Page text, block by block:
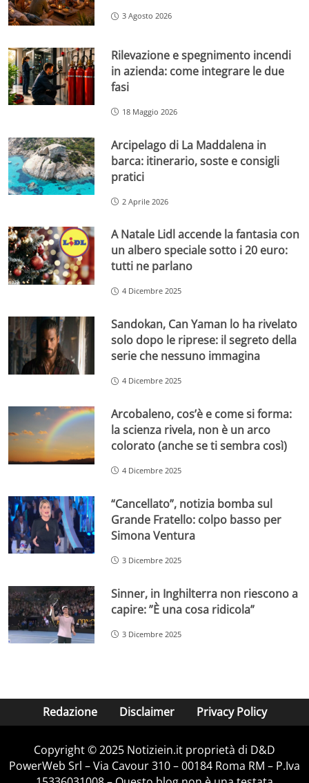
3 Agosto 2026
Rilevazione e spegnimento incendi
in azienda: come integrare le due
fasi
18 Maggio 2026
Arcipelago di La Maddalena in
barca: itinerario, soste e consigli
pratici
2 Aprile 2026
A Natale Lidl accende la fantasia con
un albero speciale sotto i 20 euro:
tutti ne parlano
4 Dicembre 2025
Sandokan, Can Yaman lo ha rivelato
solo dopo le riprese: il segreto della
serie che nessuno immagina
4 Dicembre 2025
Arcobaleno, cos’è e come si forma:
la scienza rivela, non è un arco
colorato (anche se ti sembra così)
4 Dicembre 2025
“Cancellato”, notizia bomba sul
Grande Fratello: colpo basso per
Simona Ventura
3 Dicembre 2025
Sinner, in Inghilterra non riescono a
capire: ”È una cosa ridicola”
3 Dicembre 2025
Redazione Disclaimer Privacy Policy
Copyright © 2025 Notiziein.it proprietà di D&D
PowerWeb Srl – Via Cavour 310 – 00184 Roma RM – P.Iva